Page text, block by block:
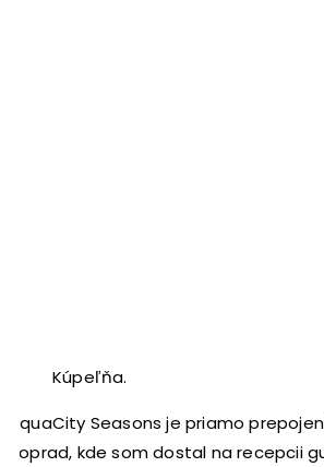
Kúpeľňa.
AquaCity Seasons je priamo
Poprad, kde som dostal na recepcii